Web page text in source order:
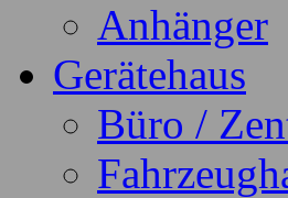
Anhänger
Gerätehaus
Büro /